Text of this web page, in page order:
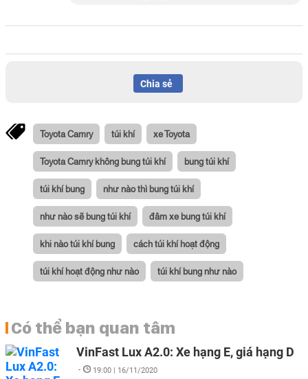
Chia sẻ
Toyota Camry túi khí xe Toyota
Toyota Camry không bung túi khí bung túi khí
túi khí bung như nào thì bung túi khí
như nào sẽ bung túi khí đâm xe bung túi khí
khi nào túi khí bung cách túi khí hoạt động
túi khí hoạt động như nào túi khí bung như nào
Có thể bạn quan tâm
VinFast Lux A2.0: Xe hạng E, giá hạng D
- 19:00 | 16/11/2020